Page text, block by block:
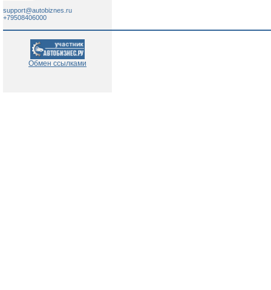
support@autobiznes.ru
+79508406000
Обмен ссылками